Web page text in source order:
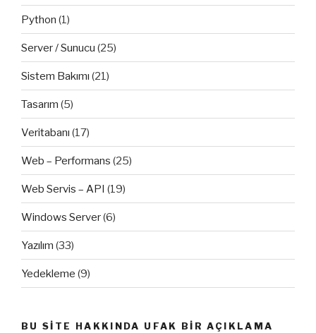
Python (1)
Server / Sunucu (25)
Sistem Bakımı (21)
Tasarım (5)
Veritabanı (17)
Web – Performans (25)
Web Servis – API (19)
Windows Server(6)
Yazılım (33)
Yedekleme (9)
BU SITE HAKKINDA UFAK BIR AÇIKLAMA